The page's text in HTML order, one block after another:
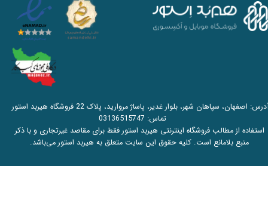
آدرس: اصفهان، سپاهان شهر، بلوار غدیر، پاساژ مروارید، پلاک 22 فروشگاه هیربد استور
تماس: 03136515747
استفاده از مطالب فروشگاه اینترنتی هیربد استور فقط برای مقاصد غیرتجاری و با ذکر
منبع بلامانع است. کلیه حقوق این سایت متعلق به هیربد استور می‌باشد.​​​​​​​